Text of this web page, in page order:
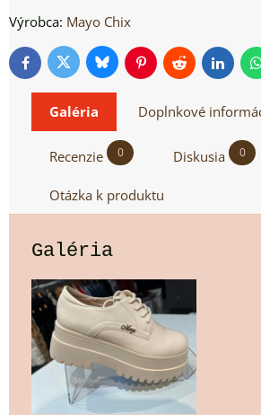
Výrobca: Mayo Chix
FacebookTwitterBlueskyPinterestReddit LinkedIn
Galéria Doplnkové
Recenzie 0 Diskusia 0
Otázka k produktu
Galéria